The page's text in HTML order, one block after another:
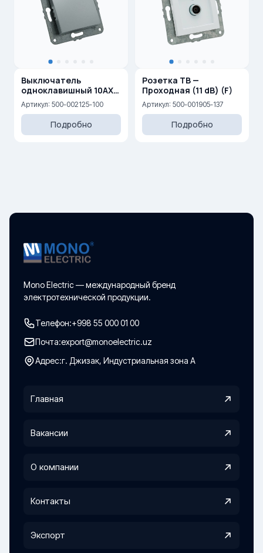
Выключатель
одноклавишный 10AX,
250 V
Артикул: 500-002125-100
Подробно
Розетка ТВ —
Проходная (11 dB) (F)
Артикул: 500-001905-137
Подробно
Mono Electric — международный бренд
электротехнической продукции.
Телефон:+998 55 000 01 00
Почта:export@monoelectric.uz
Адрес:г. Джизак, Индустриальная зона А
Главная
Вакансии
О компании
Контакты
Экспорт